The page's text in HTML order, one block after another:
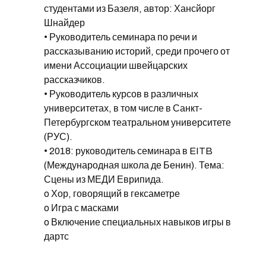
студентами из Базеля, автор: Хансйорг
Шнайдер
• Руководитель семинара по речи и
рассказыванию историй, среди прочего от
имени Ассоциации швейцарских
рассказчиков.
• Руководитель курсов в различных
университетах, в том числе в Санкт-
Петербургском театральном университете
(РУС).
• 2018: руководитель семинара в EITB
(Международная школа де Бенин). Тема:
Сцены из МЕДИ Еврипида.
o Хор, говорящий в гексаметре
o Игра с масками
o Включение специальных навыков игры в
дартс